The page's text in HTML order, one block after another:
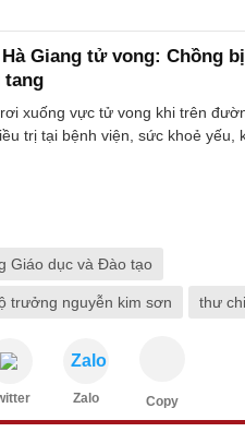
Giang tử vong: Chồng
tang
xuống vực tử vong khi trên
trị tại bệnh viện, sức khoẻ yếu,
Giáo dục và Đào tạo
trưởng nguyễn kim sơn thư
Zalo
Zalo Copy